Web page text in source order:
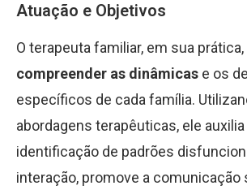
Atuação e Objetivos
O terapeuta familiar, em sua
compreender as dinâmicas e os
específicos de cada família.
abordagens terapêuticas, ele auxilia
identificação de padrões
interação, promove a comunicação